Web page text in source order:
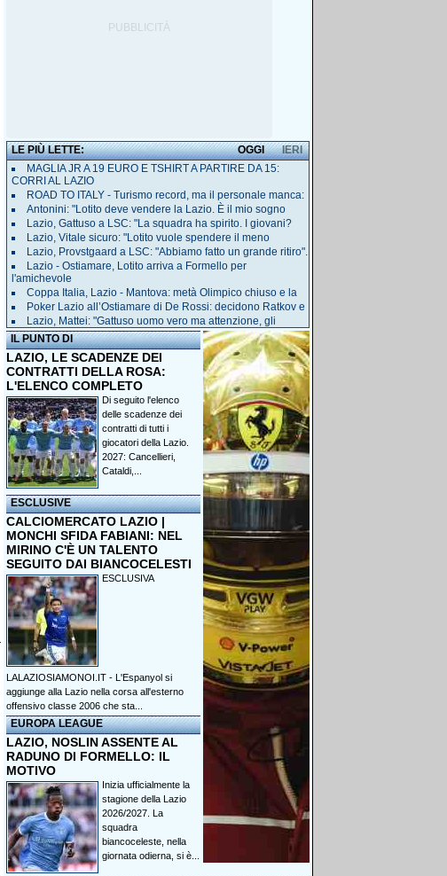
LE PIÙ LETTE: IERI
OGGI
MAGLIA JR A 19 EURO E TSHIRT A PARTIRE DA 15:
CORRI AL LAZIO
ROAD TO ITALY - Turismo record, ma il personale manca:
Antonini: "Lotito deve vendere la Lazio. È il mio sogno
Lazio, Gattuso a LSC: "La squadra ha spirito. I giovani?
Lazio, Vitale sicuro: "Lotito vuole spendere il meno
Lazio, Provstgaard a LSC: "Abbiamo fatto un grande ritiro".
Lazio - Ostiamare, Lotito arriva a Formello per
l'amichevole
Coppa Italia, Lazio - Mantova: metà Olimpico chiuso e la
Poker Lazio all’Ostiamare di De Rossi: decidono Ratkov e
Lazio, Mattei: "Gattuso uomo vero ma attenzione, gli
IL PUNTO DI
LAZIO, LE SCADENZE DEI
CONTRATTI DELLA ROSA:
L'ELENCO COMPLETO
Di seguito l'elenco
delle scadenze dei
contratti di tutti i
giocatori della Lazio.
2027: Cancellieri,
Cataldi,...
ESCLUSIVE
CALCIOMERCATO LAZIO |
MONCHI SFIDA FABIANI: NEL
MIRINO C'È UN TALENTO
SEGUITO DAI BIANCOCELESTI
ESCLUSIVA
LALAZIOSIAMONOI.IT - L'Espanyol si
aggiunge alla Lazio nella corsa all'esterno
offensivo classe 2006 che sta...
EUROPA LEAGUE
LAZIO, NOSLIN ASSENTE AL
RADUNO DI FORMELLO: IL
MOTIVO
Inizia ufficialmente la
stagione della Lazio
2026/2027. La
squadra
biancoceleste, nella
giornata odierna, si è...